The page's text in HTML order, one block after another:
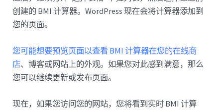
创建的 BMI 计算器。WordPress 现在会将计算器添加到
您的页面。
您可能想要预览页面以查看 BMI 计算器在您的在线商
店、博客或网站上的外观。如果您对此感到满意，那么
您可以继续更新或发布页面。
现在，如果您访问您的网站，您将看到实时 BMI 计算